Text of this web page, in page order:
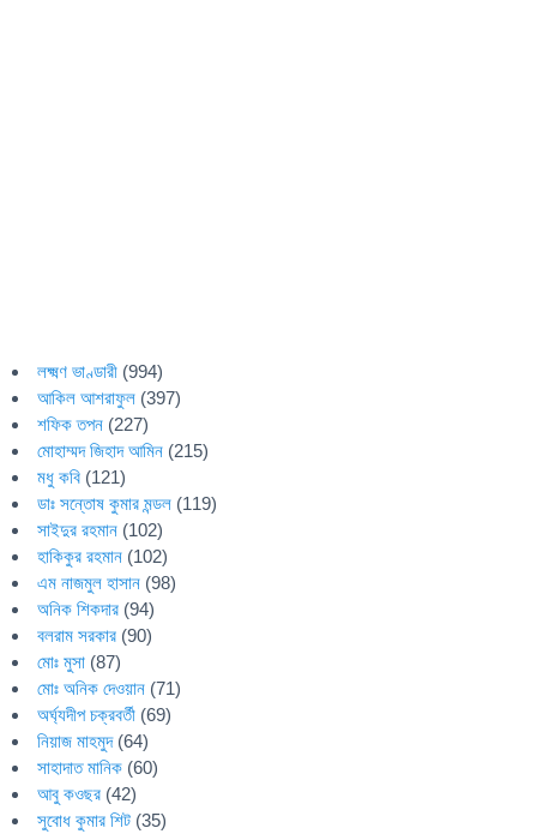
লক্ষ্মণ ভাণ্ডারী (994)
আকিল আশরাফুল (397)
শফিক তপন (227)
মোহাম্মদ জিহাদ আমিন (215)
মধু কবি (121)
ডাঃ সন্তোষ কুমার মন্ডল (119)
সাইদুর রহমান (102)
হাকিকুর রহমান (102)
এম নাজমুল হাসান (98)
অনিক শিকদার (94)
বলরাম সরকার (90)
মোঃ মুসা (87)
মোঃ অনিক দেওয়ান (71)
অর্ঘ্যদীপ চক্রবর্তী (69)
নিয়াজ মাহমুদ(64)
সাহাদাত মানিক (60)
আবু কওছর (42)
সুবোধ কুমার শিট (35)